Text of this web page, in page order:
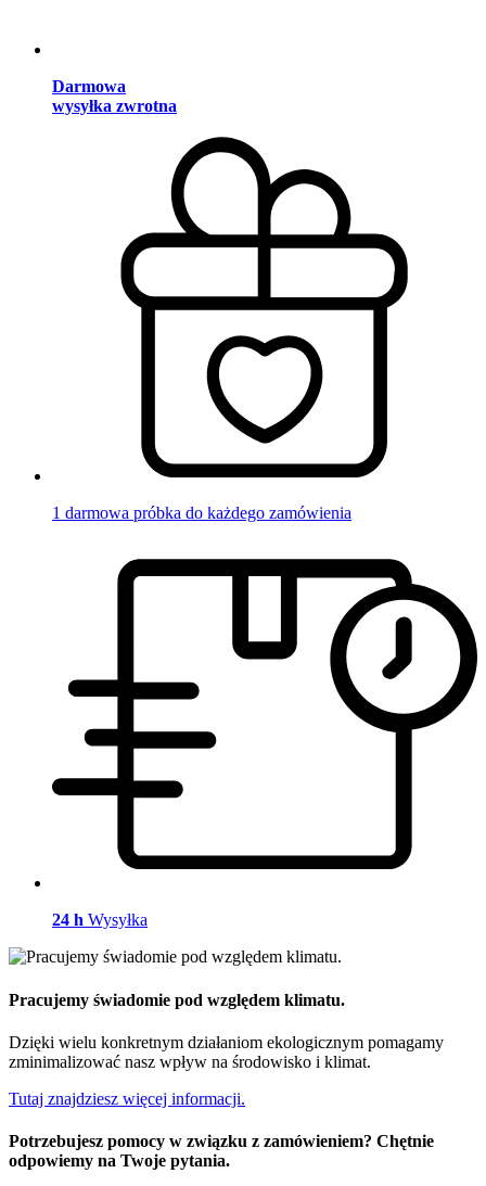
Darmowa
wysyłka zwrotna
1 darmowa próbka do każdego zamówienia
24 h Wysyłka
Pracujemy świadomie pod względem klimatu.
Dzięki wielu konkretnym działaniom ekologicznym pomagamy
zminimalizować nasz wpływ na środowisko i klimat.
Tutaj znajdziesz więcej informacji.
Potrzebujesz pomocy w związku z zamówieniem? Chętnie
odpowiemy na Twoje pytania.